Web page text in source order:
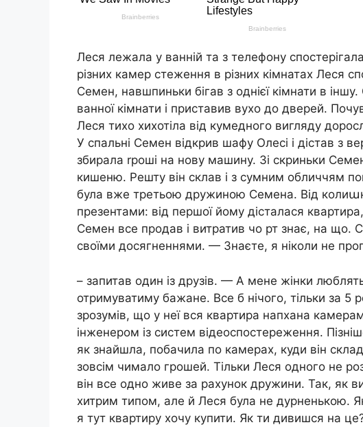
Леся лежала у ванній та з телефону
різних камер стеження в різних кімнатах Леся
Семен, навшпиньки бігав з однієї кімнати в
ванної кімнати і приставив вухо до дверей.
Леся тихо хихотіла від кумедного вигляду
У спальні Семен відкрив шафу Олесі і дістав з
збирала rроші на нову машину. Зі скриньки
кишеню. Решту він склав і з сумним обличчям
була вже третьою дружиною Семена. Від
презентами: від першої йому дісталася
Семен все продав і витратив чо рт знає, на що.
своїми досягненнями. — Знаєте, я ніколи не
– запитав один із друзів. — А мене жінки
отримуватиму бажане. Все б нічого, тільки за
зрозумів, що у неї вся квартира напхана
інженером із систем відеоспостереження.
як знайшла, побачила по камерах, куди він
зовсім чимало грошей. Тільки Леся одного не
він все одно живе за рахунок дружини. Так, як
хитрим типом, але й Леся була не дурненькою.
я тут квартиру хочу купити. Як ти дивишся на